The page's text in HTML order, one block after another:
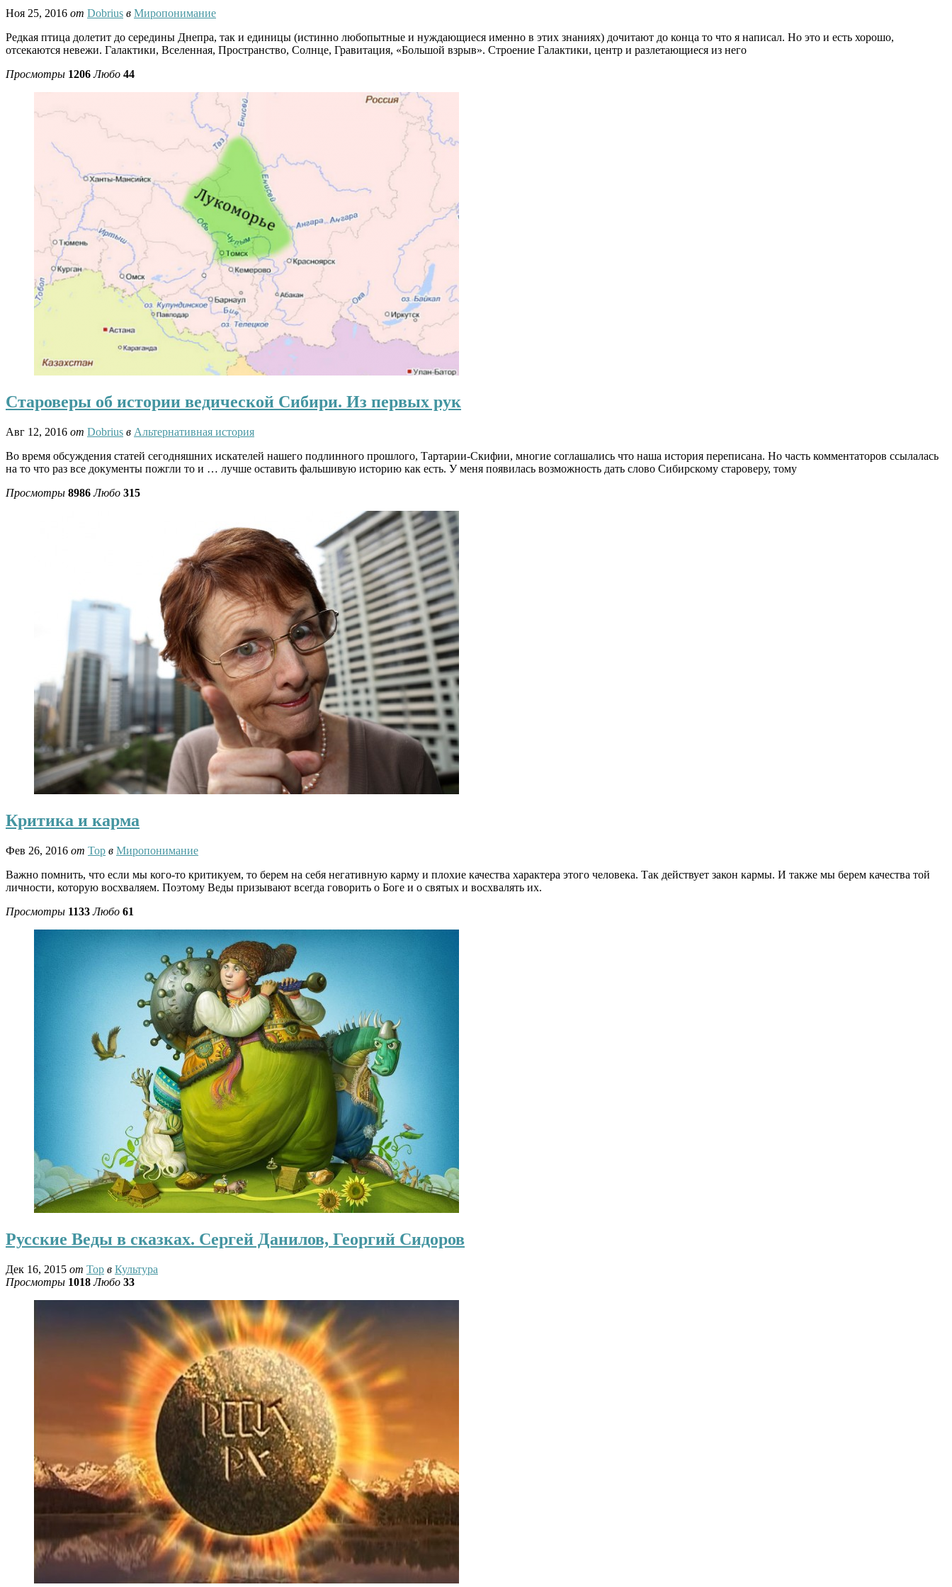
Ноя 25, 2016 от Dobrius в Миропонимание
Редкая птица долетит до середины Днепра, так и единицы (истинно любопытные и нуждающиеся именно в этих знаниях) дочитают до конца то что я написал. Но это и есть хорошо,
отсекаются невежи. Галактики, Вселенная, Пространство, Солнце, Гравитация, «Большой взрыв». Строение Галактики, центр и разлетающиеся из него
Просмотры 1206 Любо 44
Староверы об истории ведической Сибири. Из первых рук
Авг 12, 2016 от Dobrius в Альтернативная история
Во время обсуждения статей сегодняшних искателей нашего подлинного прошлого, Тартарии-Скифии, многие соглашались что наша история переписана. Но часть комментаторов ссылалась
на то что раз все документы пожгли то и … лучше оставить фальшивую историю как есть. У меня появилась возможность дать слово Сибирскому староверу, тому
Просмотры 8986 Любо 315
Критика и карма
Фев 26, 2016 от Тор в Миропонимание
Важно помнить, что если мы кого-то критикуем, то берем на себя негативную карму и плохие качества характера этого человека. Так действует закон кармы. И также мы берем качества той
личности, которую восхваляем. Поэтому Веды призывают всегда говорить о Боге и о святых и восхвалять их.
Просмотры 1133 Любо 61
Русские Веды в сказках. Сергей Данилов, Георгий Сидоров
Дек 16, 2015 от Тор в Культура
Просмотры 1018 Любо 33